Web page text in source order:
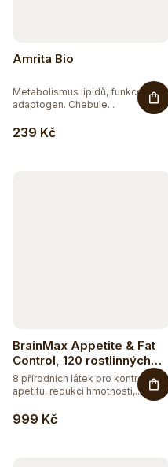
Amrita Bio
239 Kč
Metabolismus lipidů, funkce jater,
adaptogen. Chebule...
BrainMax Appetite & Fat
Control, 120 rostlinných
kapslí
999 Kč
8 přírodních látek pro kontrolu
apetitu, redukci hmotnosti,...